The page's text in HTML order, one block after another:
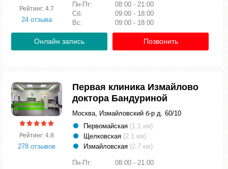
Рейтинг: 4.7
24 отзыва
Пн-Пт:
08:00 - 21:00
Сб:
09:00 - 18:00
Вс:
09:00 - 18:00
Онлайн запись Позвонить
Рейтинг: 4.8
278 отзывов
Первая клиника Измайлово
доктора Бандуриной
Москва, Измайловский б-р д. 60/10
Первомайская (1.1 км)
Щелковская (2.1 км)
Измайловская (2.7 км)
Пн-Пт:
08:00 - 21:00